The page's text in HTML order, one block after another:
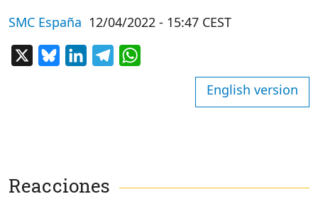
SMC España 12/04/2022 - 15:47 CEST
BlueskyLinkedInTelegram
English version
Reacciones